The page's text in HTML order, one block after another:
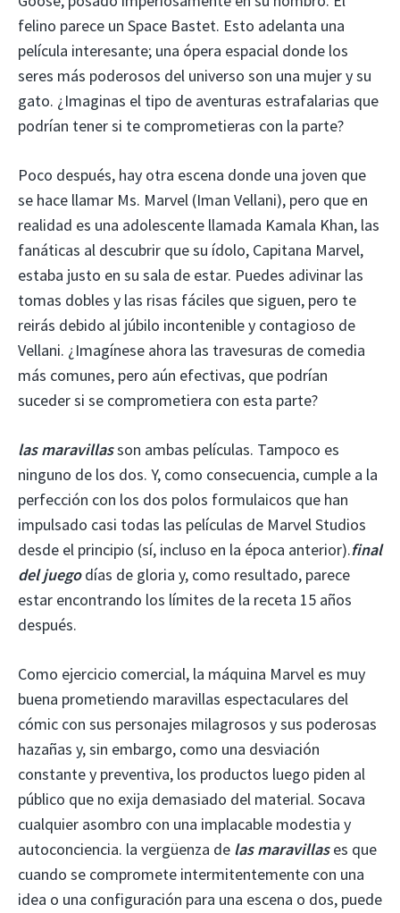
felino parece un Space Bastet. Esto adelanta una
película interesante; una ópera espacial donde los
seres más poderosos del universo son una mujer y su
gato. ¿Imaginas el tipo de aventuras estrafalarias que
podrían tener si te comprometieras con la parte?
Poco después, hay otra escena donde una joven que
se hace llamar Ms. Marvel (Iman Vellani), pero que en
realidad es una adolescente llamada Kamala Khan, las
fanáticas al descubrir que su ídolo, Capitana Marvel,
estaba justo en su sala de estar. Puedes adivinar las
tomas dobles y las risas fáciles que siguen, pero te
reirás debido al júbilo incontenible y contagioso de
Vellani. ¿Imagínese ahora las travesuras de comedia
más comunes, pero aún efectivas, que podrían
suceder si se comprometiera con esta parte?
las maravillasson ambas películas. Tampoco es
ninguno de los dos. Y, como consecuencia, cumple a la
perfección con los dos polos formulaicos que han
impulsado casi todas las películas de Marvel Studios
desde el principio (sí, incluso en la época anterior).final
del juegodías de gloria y, como resultado, parece
estar encontrando los límites de la receta 15 años
después.
Como ejercicio comercial, la máquina Marvel es muy
buena prometiendo maravillas espectaculares del
cómic con sus personajes milagrosos y sus poderosas
hazañas y, sin embargo, como una desviación
constante y preventiva, los productos luego piden al
público que no exija demasiado del material. Socava
cualquier asombro con una implacable modestia y
autoconciencia. la vergüenza de las maravillases que
cuando se compromete intermitentemente con una
idea o una configuración para una escena o dos, puede